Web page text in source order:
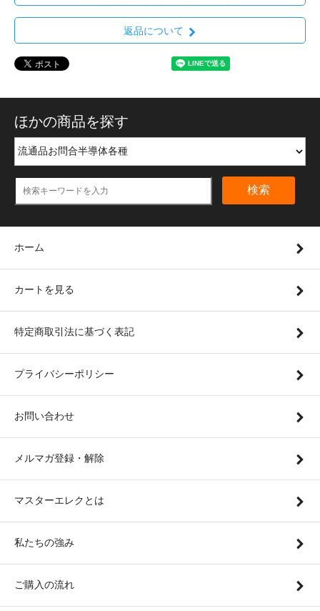
返品について
ほかの商品を探す
検索
ホーム
カートを見る
特定商取引法に基づく表記
プライバシーポリシー
お問い合わせ
メルマガ登録・解除
マスターエレクとは
私たちの強み
ご購入の流れ